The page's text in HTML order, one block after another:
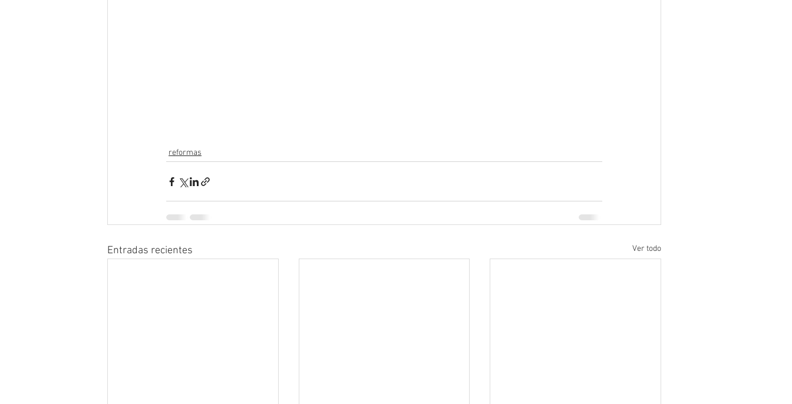
reformas
Entradas recientes Ver todo